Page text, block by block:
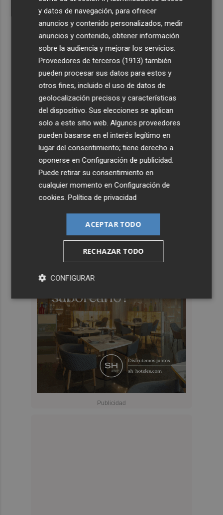
y datos de navegación, para ofrecer
anuncios y contenido personalizados, medir
anuncios y contenido, obtener información
sobre la audiencia y mejorar los servicios.
Proveedores de terceros (1913) también
pueden procesar sus datos para estos y
otros fines, incluido el uso de datos de
geolocalización precisos y características
del dispositivo. Sus elecciones se aplican
solo a este sitio web. Algunos proveedores
pueden basarse en el interés legítimo en
lugar del consentimiento; tiene derecho a
oponerse enConfiguración de publicidad.
Puede retirar su consentimiento en
cualquier momento enConfiguración de
cookies.Política de privacidad
ACEPTAR TODO
RECHAZAR TODO
CONFIGURAR